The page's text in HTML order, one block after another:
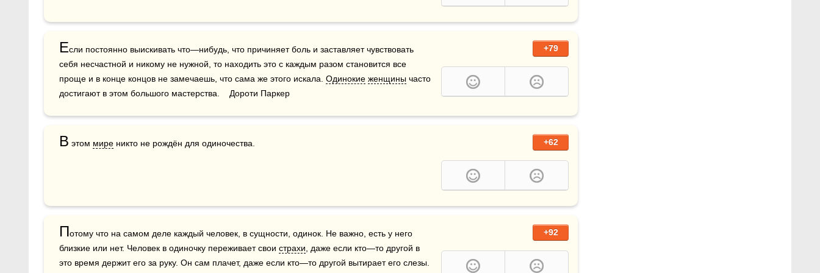
+79
Если постоянно выискивать что—нибудь, что причиняет боль и заставляет чувствовать
себя несчастной и никому не нужной, то находить это с каждым разом становится все
проще и в конце концов не замечаешь, что сама же этого искала. Одинокие женщины часто
достигают в этом большого мастерства.    Дороти Паркер
+62
В этом мире никто не рождён для одиночества.
+92
Потому что на самом деле каждый человек, в сущности, одинок. Не важно, есть у него
близкие или нет. Человек в одиночку переживает свои страхи , даже если кто—то другой в
это время держит его за руку. Он сам плачет, даже если кто—то другой вытирает его слезы.